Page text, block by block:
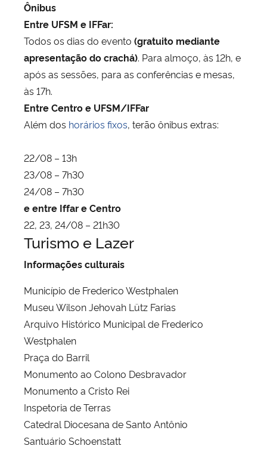
Ônibus
Entre UFSM e IFFar:
Todos os dias do evento (gratuito mediante
apresentação do crachá). Para almoço, às 12h, e
após as sessões, para as conferências e mesas,
às 17h.
Entre Centro e UFSM/IFFar
Além dos horários fixos, terão ônibus extras:
22/08 – 13h
23/08 – 7h30
24/08 – 7h30
e entre Iffar e Centro
22, 23, 24/08 – 21h30
Turismo e Lazer
Informações culturais
Município de Frederico Westphalen
Museu Wilson Jehovah Lütz Farias
Arquivo Histórico Municipal de Frederico
Westphalen
Praça do Barril
Monumento ao Colono Desbravador
Monumento a Cristo Rei
Inspetoria de Terras
Catedral Diocesana de Santo Antônio
Santuário Schoenstatt